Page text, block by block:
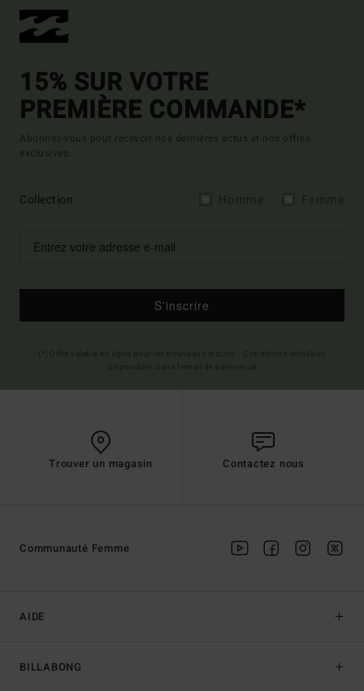
15% SUR VOTRE
PREMIÈRE COMMANDE*
Abonnez-vous pour recevoir nos dernières actus et nos offres
exclusives.
Collection
S'inscrire
Trouver un magasin Contactez nous
AIDE
BILLABONG
Communauté Femme